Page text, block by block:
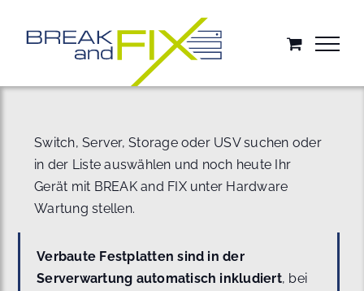
springen
Switch, Server, Storage oder USV suchen oder
in der Liste auswählen und noch heute Ihr
Gerät mit BREAK and FIX unter Hardware
Wartung stellen.
Verbaute Festplatten sind in der
Serverwartung automatisch inkludiert, bei